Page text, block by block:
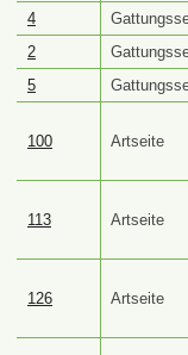
4
2
5
100 Artseite
113 Artseite
126 Artseite